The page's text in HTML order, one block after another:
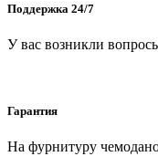
Поддержка 24/7
У вас возникли
Гарантия
На фурнитуру